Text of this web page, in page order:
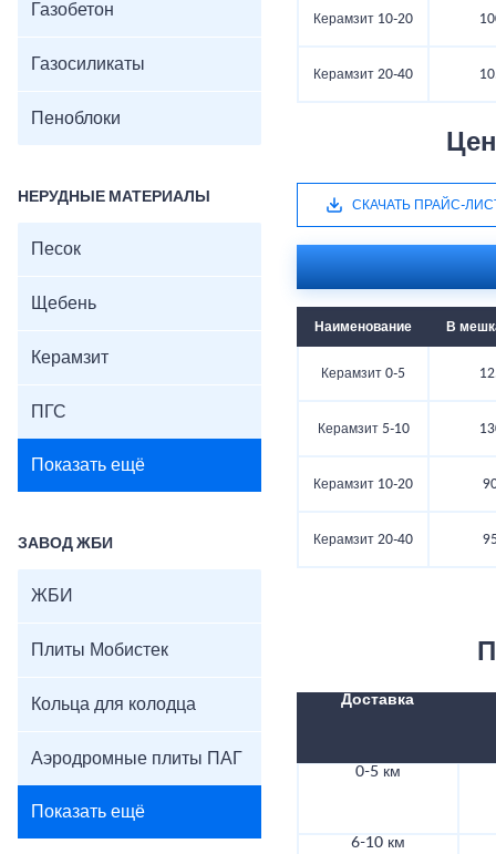
Газобетон
Газосиликаты
Пеноблоки
НЕРУДНЫЕ МАТЕРИАЛЫ
Песок
Щебень
Керамзит
ПГС
Показать ещё
ЗАВОД ЖБИ
ЖБИ
Плиты Мобистек
Кольца для колодца
Аэродромные плиты ПАГ
Показать ещё
Керамзит 10-20
Керамзит 20-40
СКАЧАТЬ ПРАЙС-
Наименование В
Керамзит 0-5
Керамзит 5-10
Керамзит 10-20
Керамзит 20-40
Доставка
0-5 км
6-10 км